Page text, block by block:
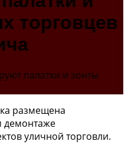
торговцев
размещена
демонтаже
уличной торговли.